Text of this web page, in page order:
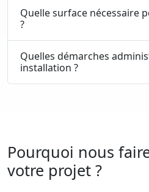
Quelle surface nécessaire
?
Quelles démarches
installation ?
Pourquoi nous
votre projet ?